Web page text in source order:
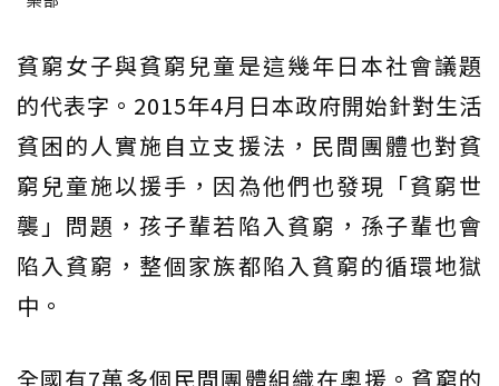
貧窮女子與貧窮兒童是這幾年日本社會議題
的代表字。2015年4月日本政府開始針對生活
貧困的人實施自立支援法，民間團體也對貧
窮兒童施以援手，因為他們也發現「貧窮世
襲」問題，孩子輩若陷入貧窮，孫子輩也會
陷入貧窮，整個家族都陷入貧窮的循環地獄
中。
全國有7萬多個民間團體組織在奧援。貧窮的